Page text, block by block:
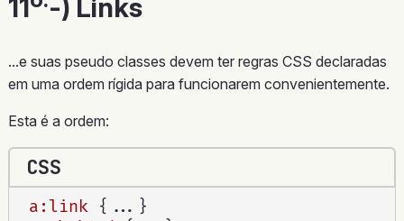
11 -) Links
...e suas pseudo classes devem ter regras CSS declaradas
em uma ordem rígida para funcionarem convenientemente.
Esta é a ordem:
CSS
a:link { ... }